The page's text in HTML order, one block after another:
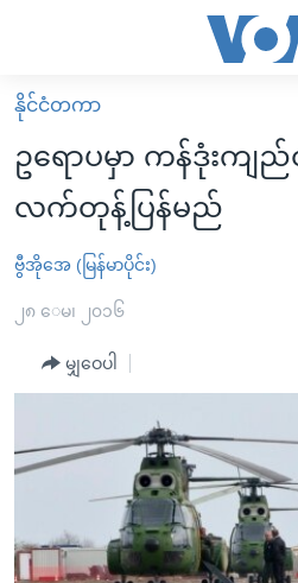
လွယ်ကူ
စေ
များ
ပင်မ
ကြည့်
ရန်
အ
ညွန်း
မူလစာမျက်နှာ
မြန်မာ
ကမ္ဘာ့သတင်းများ
နိုင်ငံတကာ
အမေရိကန်
အစ္စရေး-ပါလက်စတိုင်း
ဗွီဒီယို
သတင်းလွတ်လပ်ခွင့်
အင်္ဂလိပ်စာလေ့လာမယ်
အမေရိကန်သုံးအီဒီယံ
မကြေးမုံရဲ့ အင်္ဂလိပ်စာ
ရုပ်ရှင်ထဲက အင်္ဂလိပ်စာ
သုတပဒေသာ အင်္ဂလိပ်စာ
အပတ်စဉ်ကဏ္ဍများ
ရေဒီယို
ရေဒီယိုနှင့်ရုပ်သံ အချက်အလက်များ
ရေဒီယို/တီဗွီအစီအစဉ်
Learning English
နိုင်ငံတကာ
ဥရောပမှာ ကန်ဒုံးကျ
လက်တုန့်ပြန်မည်
ဗွီအိုအေ (မြန်မာပိုင်း)
၂၈ ေမ၊ ၂၀၁၆
မျှဝေပါ